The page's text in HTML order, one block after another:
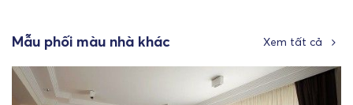
Mẫu phối màu nhà khác Xem tất cả